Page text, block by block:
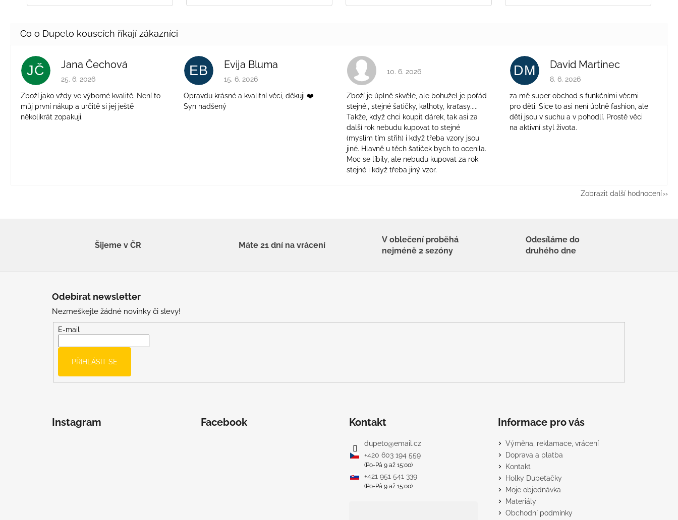
JČ Jana Čechová
Hodnocení obchodu je 5 z 5 hvězdiček.
25. 6. 2026
Zboží jako vždy ve výborné kvalitě. Není to
můj první nákup a určitě si jej ještě
několikrát zopakuji.
EB Evija Bluma
Hodnocení obchodu je 5 z 5 hvězdiček.
15. 6. 2026
Opravdu krásné a kvalitní věci, děkuji ❤️
Syn nadšený
Hodnocení obchodu je 4 z 5 hvězdiček.
10. 6. 2026
Zboží je úplně skvělé, ale bohužel je pořád
stejné., stejné šatičky, kalhoty, kraťasy.....
Takže, když chci koupit dárek, tak asi za
další rok nebudu kupovat to stejné
(myslím tím střih) i když třeba vzory jsou
jiné. Hlavně u těch šatiček bych to ocenila.
Moc se líbily, ale nebudu kupovat za rok
stejné i když třeba jiný vzor.
DM David Martinec
Hodnocení obchodu je 5 z 5 hvězdiček.
8. 6. 2026
za mě super obchod s funkčními věcmi
pro děti. Sice to asi není úplně fashion, ale
děti jsou v suchu a v pohodlí. Prostě věci
na aktivní styl života.
Zobrazit další hodnocení
Šijeme v ČR Máte 21 dní na vrácení
V oblečení proběhá
nejméně 2 sezóny
Odesíláme do
druhého dne
Odebírat newsletter
Nezmeškejte žádné novinky či slevy!
E-mail
PŘIHLÁSIT SE
Instagram Facebook Kontakt
dupeto@email.cz
+420 603 194 559
(Po-Pá 9 až 15:00)
+421 951 541 339
(Po-Pá 9 až 15:00)
Informace pro vás
Výměna, reklamace, vrácení
Doprava a platba
Kontakt
Holky Dupeťačky
Moje objednávka
Materiály
Obchodní podmínky